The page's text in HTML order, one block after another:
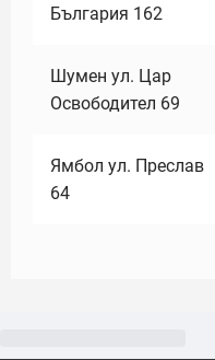
България 162
Шумен ул. Цар
Освободител 69
Ямбол ул. Преслав
64